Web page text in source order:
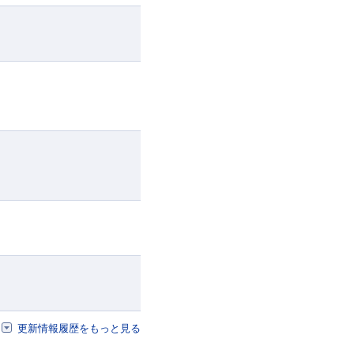
更新情報履歴をもっと見る